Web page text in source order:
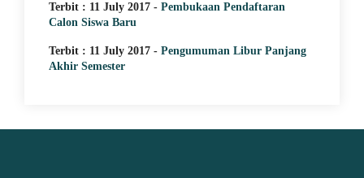
Terbit : 11 July 2017 - Pembukaan Pendaftaran
Calon Siswa Baru
Terbit : 11 July 2017 - Pengumuman Libur Panjang
Akhir Semester